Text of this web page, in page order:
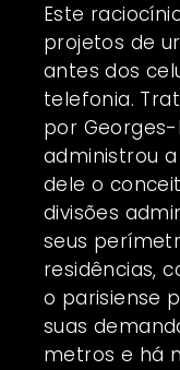
Este
projetos de
antes dos
telefonia.
por Georges-
administrou a
dele o
divisões
seus
residências,
o parisiense
suas
metros e há